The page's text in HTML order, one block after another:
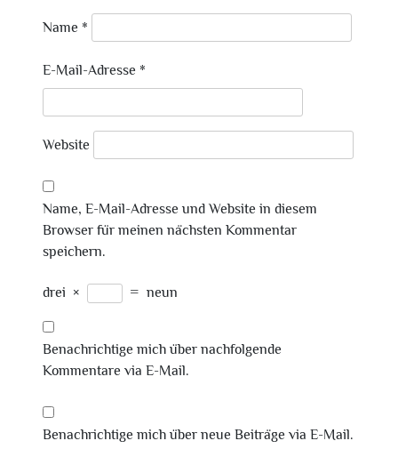
Name *
E-Mail-Adresse *
Website
Name, E-Mail-Adresse und Website in diesem
Browser für meinen nächsten Kommentar
speichern.
drei × = neun
Benachrichtige mich über nachfolgende
Kommentare via E-Mail.
Benachrichtige mich über neue Beiträge via E-Mail.